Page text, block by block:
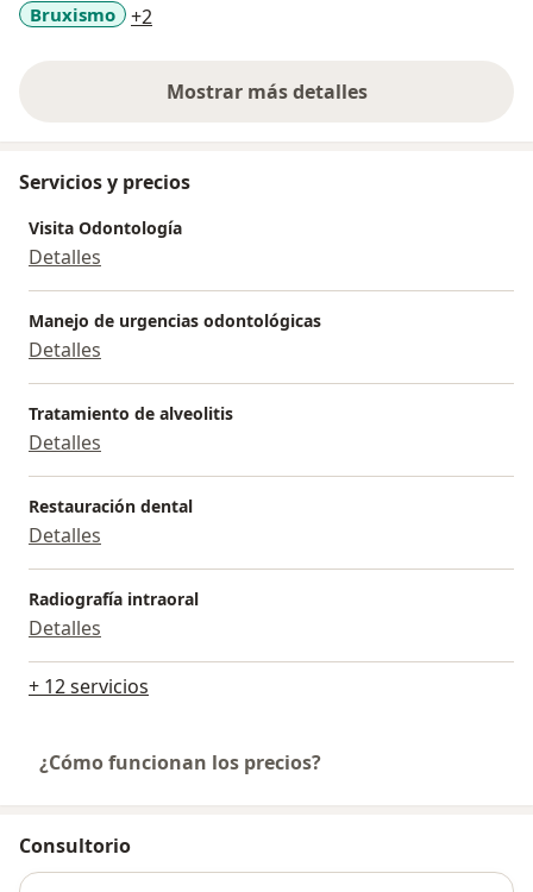
Bruxismo
+2
Mostrar más detalles
sobre la experiencia
Servicios y precios
Visita Odontología
Detalles
Manejo de urgencias odontológicas
Detalles
Tratamiento de alveolitis
Detalles
Restauración dental
Detalles
Radiografía intraoral
Detalles
+ 12 servicios
¿Cómo funcionan los precios?
Consultorio